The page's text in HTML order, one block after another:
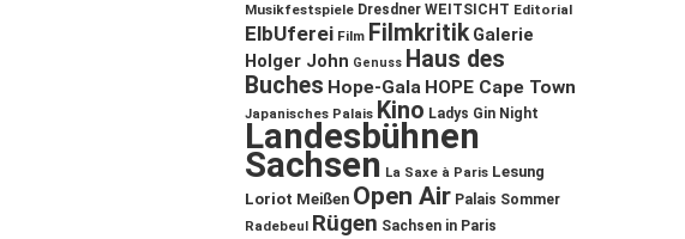
Musikfestspiele Dresdner WEITSICHT Editorial
ElbUferei Film Filmkritik Galerie
Holger John Genuss Haus des
Buches Hope-Gala HOPE Cape Town
Japanisches Palais Kino Ladys Gin Night
Landesbühnen
Sachsen La Saxe à Paris Lesung
Loriot Meißen Open Air Palais Sommer
Radebeul Rügen Sachsen in Paris